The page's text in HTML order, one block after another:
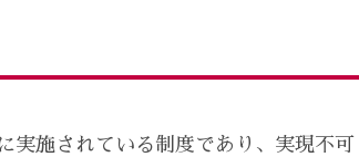
施されている制度であり、実現不可